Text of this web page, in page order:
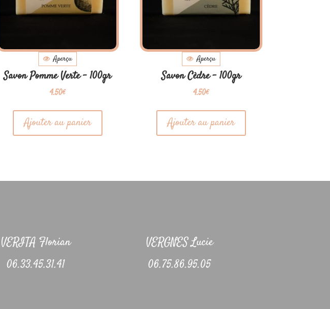
Aperçu
Savon Pomme Verte – 100gr
4.50€
Ajouter au panier
Aperçu
Savon Cèdre – 100gr
4.50€
Ajouter au panier
VERITA Florian
06.33.45.31.41
VERGNES Lucie
06.75.86.95.05